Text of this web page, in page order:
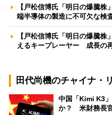
【戸松信博氏「明日の爆騰
端半導体の製造に不可欠な検
【戸松信博氏「明日の爆騰
えるキープレーヤー 成長の
田代尚機のチャイナ・
中国「Kimi K3
か？ 米財務長